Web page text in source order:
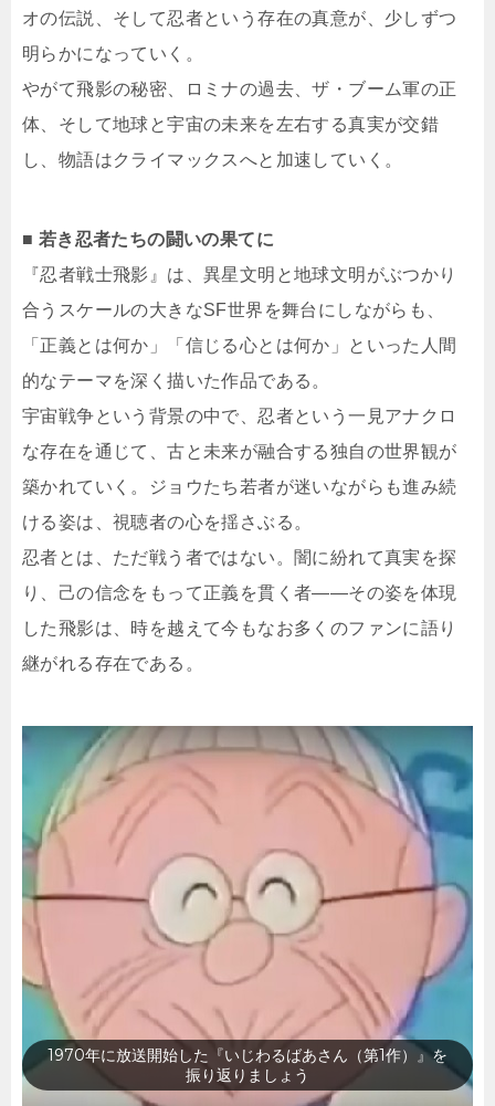
オの伝説、そして忍者という存在の真意が、少しずつ
明らかになっていく。
やがて飛影の秘密、ロミナの過去、ザ・ブーム軍の正
体、そして地球と宇宙の未来を左右する真実が交錯
し、物語はクライマックスへと加速していく。
■ 若き忍者たちの闘いの果てに
『忍者戦士飛影』は、異星文明と地球文明がぶつかり
合うスケールの大きなSF世界を舞台にしながらも、
「正義とは何か」「信じる心とは何か」といった人間
的なテーマを深く描いた作品である。
宇宙戦争という背景の中で、忍者という一見アナクロ
な存在を通じて、古と未来が融合する独自の世界観が
築かれていく。ジョウたち若者が迷いながらも進み続
ける姿は、視聴者の心を揺さぶる。
忍者とは、ただ戦う者ではない。闇に紛れて真実を探
り、己の信念をもって正義を貫く者――その姿を体現
した飛影は、時を越えて今もなお多くのファンに語り
継がれる存在である。
1970年に放送開始した『いなかっぺ大将』を振り返りま
しょう